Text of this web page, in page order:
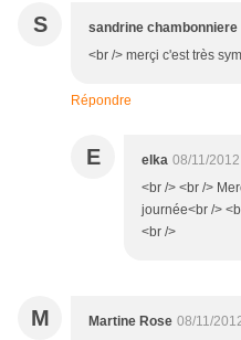
S sandrine chambonniere
<br /> merçi c'est très
Répondre
E elka 08/11/
<br /> <br />
journée<br />
<br />
M Martine Rose 08/11/